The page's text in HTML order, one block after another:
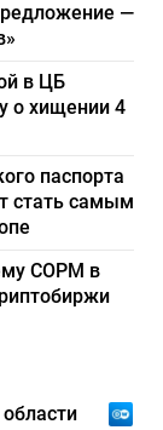
—
в ЦБ
о хищении 4
паспорта
стать самым
СОРМ в